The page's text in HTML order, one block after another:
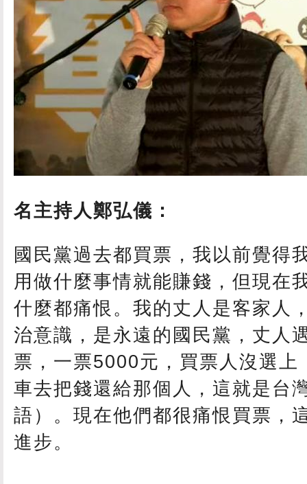
名主持人鄭弘儀：
國民黨過去都買票，我以前覺得
用做什麼事情就能賺錢，但現在
什麼都痛恨。我的丈人是客家人
治意識，是永遠的國民黨，丈人
票，一票5000元，買票人沒選上
車去把錢還給那個人，這就是台
語）。現在他們都很痛恨買票，
進步。